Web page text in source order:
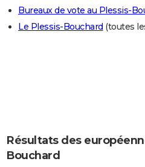
Art de vivre
Bien-être
Loisirs
Mode
Modes de vie
CARTE DE VOEUX
Carte de Noël
Carte Bonne année
Carte Saint-Valentin
Carte Pâques
Carte d'anniversaire
Bureaux de vote au Plessis-
Le Plessis-Bouchard (toutes
Résultats des
Bouchard